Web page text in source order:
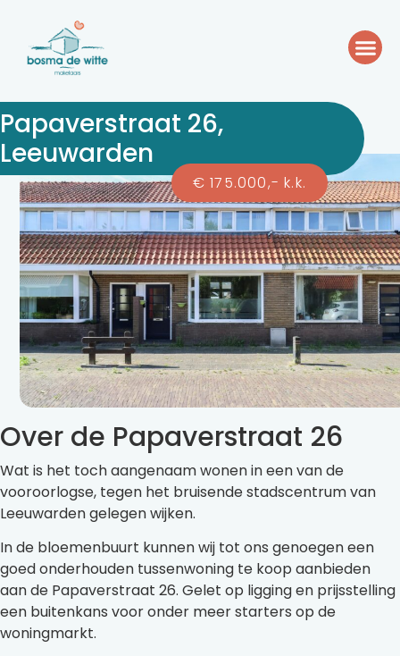
Papaverstraat 26,
Leeuwarden
Over de Papaverstraat 26
Wat is het toch aangenaam wonen in een van de
vooroorlogse, tegen het bruisende stadscentrum van
Leeuwarden gelegen wijken.
In de bloemenbuurt kunnen wij tot ons genoegen een
goed onderhouden tussenwoning te koop aanbieden
aan de Papaverstraat 26. Gelet op ligging en prijsstelling
een buitenkans voor onder meer starters op de
woningmarkt.